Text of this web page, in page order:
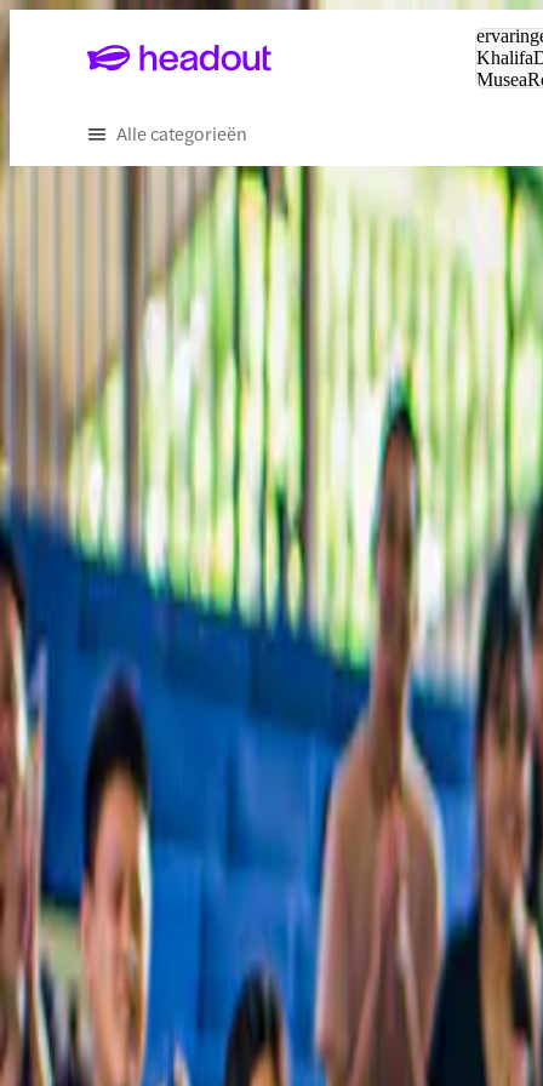
Zoeken:
Khalifa
Musea
Alle categorieën
Ervaar het beste van Portimão
De beste rondleidingen, bekende bezienswaardigheden en dingen
Geliefd bij ruim 54 miljoen gasten over de hele wereld
Waarom miljoenen gasten ons vertrouwen
De beste ervaringen in Portimão